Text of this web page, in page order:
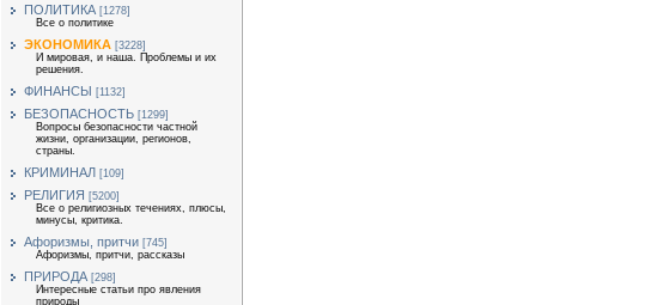
ПОЛИТИКА [1278]
Все о политике
ЭКОНОМИКА [3228]
И мировая, и наша. Проблемы и их
решения.
ФИНАНСЫ [1132]
БЕЗОПАСНОСТЬ [1299]
Вопросы безопасности частной
жизни, организации, регионов,
страны.
КРИМИНАЛ [109]
РЕЛИГИЯ [5200]
Все о религиозных течениях, плюсы,
минусы, критика.
Афоризмы, притчи [745]
Афоризмы, притчи, рассказы
ПРИРОДА [298]
Интересные статьи про явления
природы